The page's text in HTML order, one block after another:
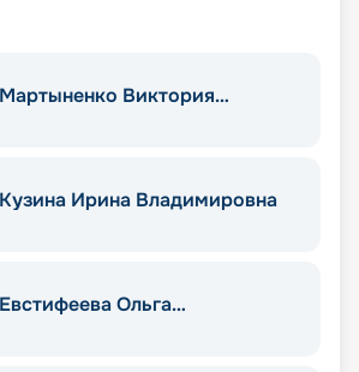
Мартыненко Виктория
Кузина Ирина Владимировна
Евстифеева Ольга